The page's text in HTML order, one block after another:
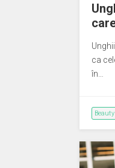
ca
în…
Beauty